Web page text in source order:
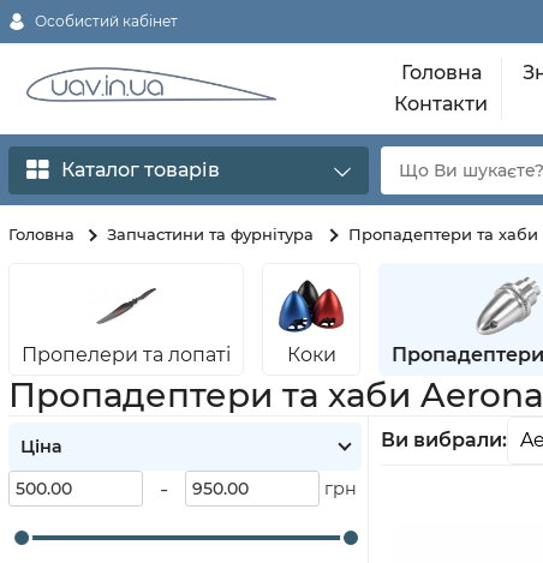
Особистий кабінет
Головна
Контакти
Каталог товарів
Головна Запчастини та фурнітура Пропадептери та хаби
Пропелери та лопаті Коки
Пропадептери та хаби
Ви вибрали:
Ціна
- грн